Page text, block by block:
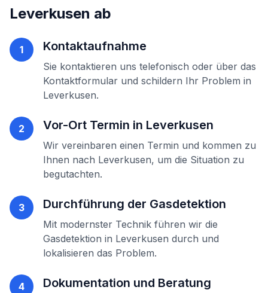
Leverkusen ab
1 Kontaktaufnahme
Sie kontaktieren uns telefonisch oder über das
Kontaktformular und schildern Ihr Problem in
Leverkusen.
2 Vor-Ort Termin in Leverkusen
Wir vereinbaren einen Termin und kommen zu
Ihnen nach Leverkusen, um die Situation zu
begutachten.
3 Durchführung der Gasdetektion
Mit modernster Technik führen wir die
Gasdetektion in Leverkusen durch und
lokalisieren das Problem.
4 Dokumentation und Beratung